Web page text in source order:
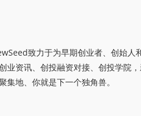
致力于为早期创业者、创始人
业资讯、创投融资对接、创投学院
集地、你就是下一个独角兽。